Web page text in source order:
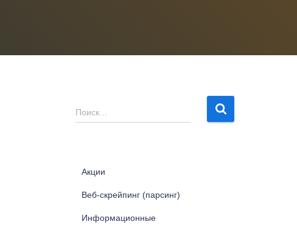
Н
а
Поиск…
Акции
Веб-скрейпинг (парсинг)
Информационные